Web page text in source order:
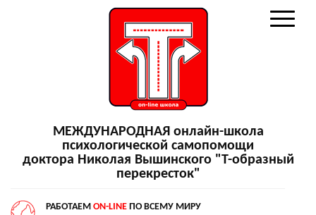
МЕЖДУНАРОДНАЯ онлайн-школа
психологической самопомощи
доктора Николая Вышинского "Т-образный
перекресток"
РАБОТАЕМ ON-LINE ПО ВСЕМУ МИРУ